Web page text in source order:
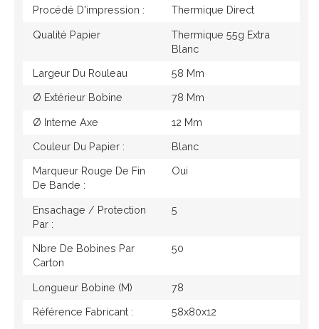
Procédé D'impression : Thermique Direct
Qualité Papier
Thermique 55g Extra
Blanc
Largeur Du Rouleau 58 Mm
Ø Extérieur Bobine 78 Mm
Ø Interne Axe 12 Mm
Couleur Du Papier : Blanc
Marqueur Rouge De Fin
De Bande :
Oui
Ensachage / Protection
Par :
5
Nbre De Bobines Par
Carton
50
Longueur Bobine (M) 78
Référence Fabricant : 58x80x12